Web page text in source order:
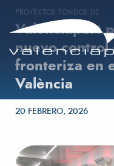
PROYECTOS FONDOS UE
Valenciaport
nuevo control
fronteriza en
València
Publicado el
20 FEBRERO, 2026